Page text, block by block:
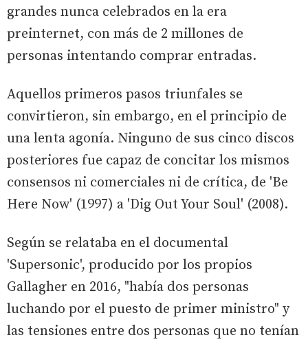
grandes nunca celebrados en la era
preinternet, con más de 2 millones de
personas intentando comprar entradas.
Aquellos primeros pasos triunfales se
convirtieron, sin embargo, en el principio de
una lenta agonía. Ninguno de sus cinco discos
posteriores fue capaz de concitar los mismos
consensos ni comerciales ni de crítica, de 'Be
Here Now' (1997) a 'Dig Out Your Soul' (2008).
Según se relataba en el documental
'Supersonic', producido por los propios
Gallagher en 2016, "había dos personas
luchando por el puesto de primer ministro" y
las tensiones entre dos personas que no tenían